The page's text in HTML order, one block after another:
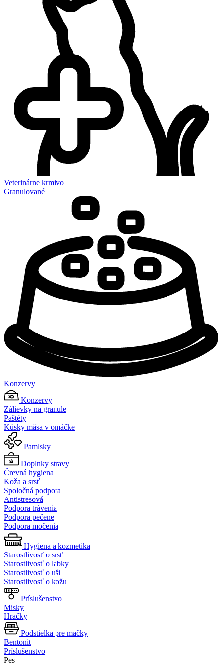
Veterinárne krmivo
Granulované
Konzervy
Konzervy
Zálievky na granule
Paštéty
Kúsky mäsa v omáčke
Pamlsky
Doplnky stravy
Črevná hygiena
Koža a srsť
Spoločná podpora
Antistresová
Podpora trávenia
Podpora pečene
Podpora močenia
Hygiena a kozmetika
Starostlivosť o srsť
Starostlivosť o labky
Starostlivosť o uši
Starostlivosť o kožu
Príslušenstvo
Misky
Hračky
Podstielka pre mačky
Bentonit
Príslušenstvo
Pes